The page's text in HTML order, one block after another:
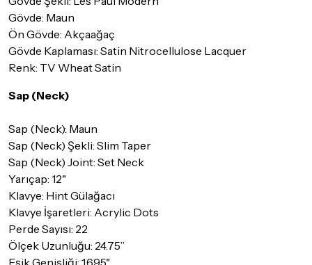
Gövde: Maun
Ön Gövde: Akçaağaç
Gövde Kaplaması: Satin Nitrocellulose Lacquer
Renk: TV Wheat Satin
Sap (Neck)
Sap (Neck): Maun
Sap (Neck) Şekli: Slim Taper
Sap (Neck) Joint: Set Neck
Yarıçap: 12"
Klavye: Hint Gülağacı
Klavye İşaretleri: Acrylic Dots
Perde Sayısı: 22
Ölçek Uzunluğu: 24.75”